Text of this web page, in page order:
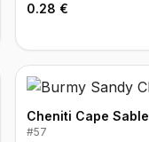
0.28 €
Cheniti Cape Sable
#57